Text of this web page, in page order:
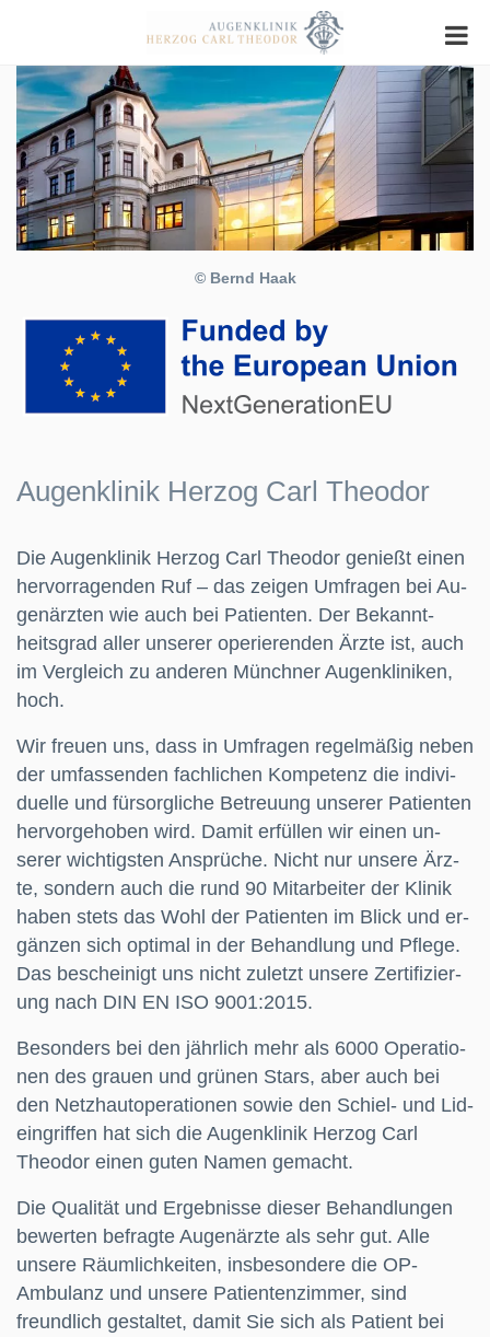
© Bernd Haak
Au­gen­kli­nik Herzog Carl Theodor
Die Au­gen­kli­nik Herzog Carl Theodor ge­nießt einen
her­vor­ra­gen­den Ruf – das zei­gen Um­fra­gen bei Au­
gen­ärz­ten wie auch bei Pa­ti­en­ten. Der Be­kan­nt­
heits­grad al­ler un­se­rer ope­rie­ren­den Ärz­te ist, auch
im Ver­gle­ich zu an­der­en Mün­ch­ner Au­gen­kli­nik­en,
hoch.
Wir freu­en uns, dass in Um­fra­gen re­gel­mäß­ig ne­ben
der um­fas­sen­den fach­lich­en Kom­pe­tenz die in­di­vi­
du­el­le und für­sorg­liche Be­treu­ung un­ser­er Pa­tien­ten
her­vor­ge­ho­ben wird. Damit er­fül­len wir ein­en un­
serer wichtig­sten An­sprüc­he. Nicht nur un­se­re Ärz­
te, son­dern auch die rund 90 Mit­ar­bei­ter der Kli­nik
ha­ben ste­ts das Wohl der Pa­tien­ten im Blick und er­
gän­zen sich op­ti­mal in der Be­hand­lung und Pfle­ge.
Das be­schei­nigt uns nicht zu­letzt un­sere Zer­ti­fiz­ier­
ung nach DIN EN ISO 9001:2015.
Be­sonders bei den jähr­lich mehr als 6000 Ope­ra­tio­
nen des grau­en und grü­nen Stars, aber auch bei
den Netz­haut­oper­atio­nen sowie den Schiel- und Lid­
ein­grif­fen hat sich die Au­gen­kli­nik Herzog Carl
Theodor einen guten Namen gemacht.
Die Qualität und Ergebnisse dieser Behandlungen
bewerten befragte Augenärzte als sehr gut. Alle
unsere Räumlichkeiten, insbesondere die OP-
Ambulanz und unsere Patientenzimmer, sind
freundlich gestaltet, damit Sie sich als Patient bei